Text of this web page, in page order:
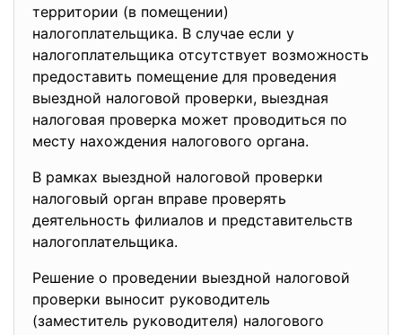
территории (в помещении)
налогоплательщика. В случае если у
налогоплательщика отсутствует возможность
предоставить помещение для проведения
выездной налоговой проверки, выездная
налоговая проверка может проводиться по
месту нахождения налогового органа.
В рамках выездной налоговой проверки
налоговый орган вправе проверять
деятельность филиалов и представительств
налогоплательщика.
Решение о проведении выездной налоговой
проверки выносит руководитель
(заместитель руководителя) налогового